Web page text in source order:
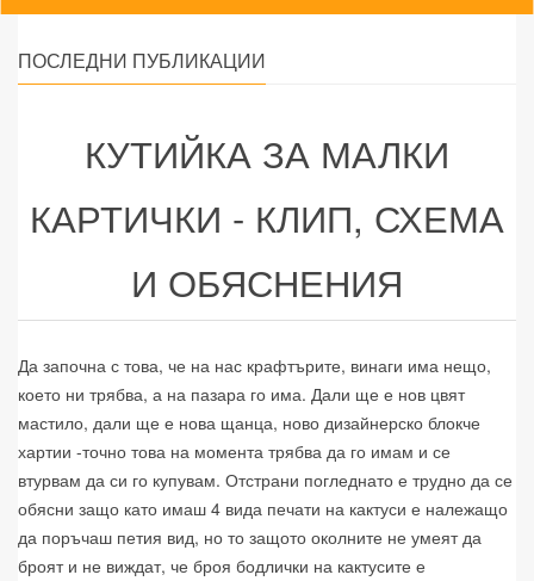
ПОСЛЕДНИ ПУБЛИКАЦИИ
КУТИЙКА ЗА МАЛКИ
КАРТИЧКИ - КЛИП, СХЕМА
И ОБЯСНЕНИЯ
Да започна с това, че на нас крафтърите, винаги има нещо,
което ни трябва, а на пазара го има. Дали ще е нов цвят
мастило, дали ще е нова щанца, ново дизайнерско блокче
хартии -точно това на момента трябва да го имам и се
втурвам да си го купувам. Отстрани погледнато е трудно да се
обясни защо като имаш 4 вида печати на кактуси е належащо
да поръчаш петия вид, но то защото околните не умеят да
броят и не виждат, че броя бодлички на кактусите е